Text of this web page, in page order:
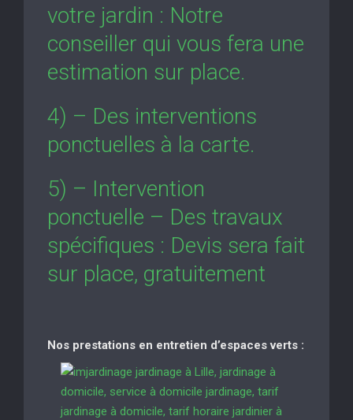
votre jardin : Notre
conseiller qui vous fera une
estimation sur place.
4) – Des interventions
ponctuelles à la carte.
5) – Intervention
ponctuelle – Des travaux
spécifiques : Devis sera fait
sur place, gratuitement
Nos prestations en entretien d’espaces verts :